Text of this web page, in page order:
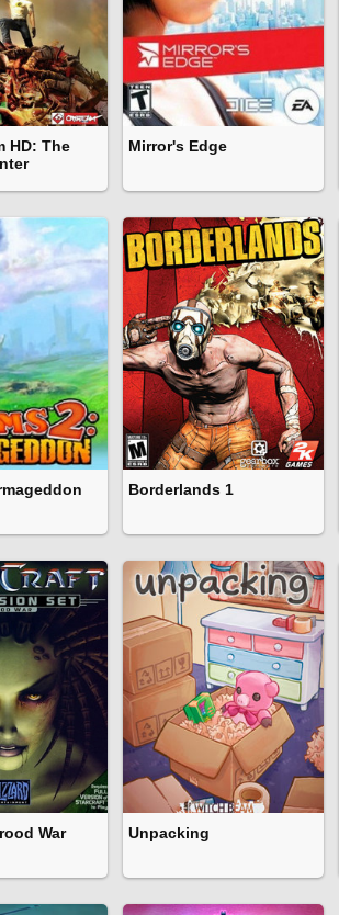
HD: The
Mirror's Edge
Borderlands 1
War Unpacking